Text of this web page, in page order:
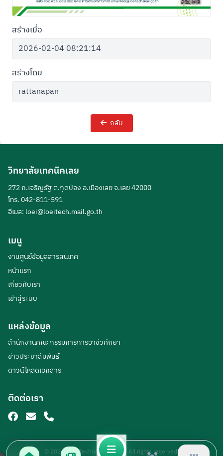
สร้างเมื่อ
สร้างโดย
กลับ
วิทยาลัยเทคนิคเลย
272 ถ.เจริญรัฐ ต.กุดป่อง อ.เมืองเลย จ.เลย 42000
โทร. 042-811-591
อีเมล: loei@loeitech.mail.go.th
เมนู
งานศูนย์ข้อมูลสารสนเทศ
หน้าแรก
เกี่ยวกับเรา
เข้าสู่ระบบ
แหล่งข้อมูล
สำนักงานคณะกรรมการการอาชีวศึกษา
ข่าวประชาสัมพันธ์
ดาวน์โหลดเอกสาร
ติดต่อเรา
© 2026 Loei Technical College. All rights reserved.